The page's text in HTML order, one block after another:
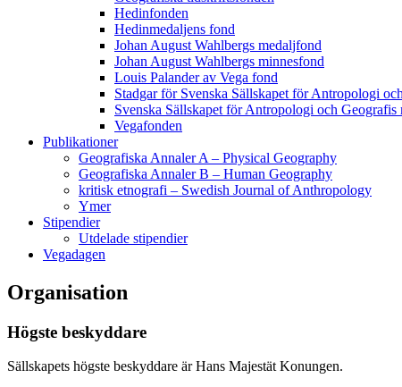
Hedinfonden
Hedinmedaljens fond
Johan August Wahlbergs medaljfond
Johan August Wahlbergs minnesfond
Louis Palander av Vega fond
Stadgar för Svenska Sällskapet för Antropologi
Svenska Sällskapet för Antropologi och Geografis
Vegafonden
Publikationer
Geografiska Annaler A – Physical Geography
Geografiska Annaler B – Human Geography
kritisk etnografi – Swedish Journal of Anthropology
Ymer
Stipendier
Utdelade stipendier
Vegadagen
Organisation
Högste beskyddare
Sällskapets högste beskyddare är Hans Majestät Konungen.